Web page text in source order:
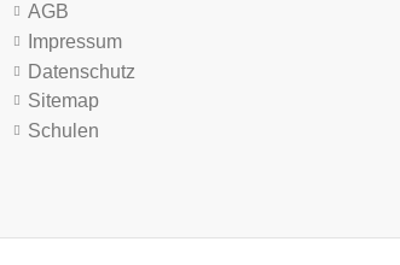
AGB
Impressum
Datenschutz
Sitemap
Schulen